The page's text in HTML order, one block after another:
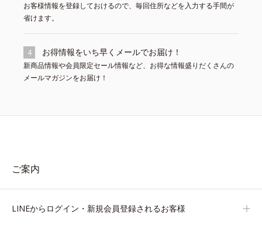
お客様情報を登録しておけるので、毎回住所などを入力する手間が
省けます。
4 お得情報をいち早くメールでお届け！
新商品情報や会員限定セール情報など、お得な情報盛りだくさんの
メールマガジンをお届け！
ご案内
LINEからログイン・新規会員登録されるお客様